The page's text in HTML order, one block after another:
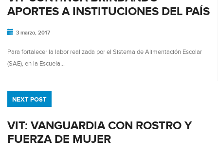
APORTES A INSTITUCIONES DEL PAÍS
3 marzo, 2017
Para fortalecer la labor realizada por el Sistema de Alimentación Escolar
(SAE), en la Escuela…
NEXT POST
VIT: VANGUARDIA CON ROSTRO Y
FUERZA DE MUJER